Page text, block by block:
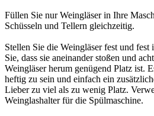
Füllen Sie nur Weingläser in Ihre
Schüsseln und Tellern gleichzeitig.
Stellen Sie die Weingläser fest und
Sie, dass sie aneinander stoßen und
Weingläser herum genügend Platz ist.
heftig zu sein und einfach ein
Lieber zu viel als zu wenig Platz.
Weinglashalter für die Spülmaschine.